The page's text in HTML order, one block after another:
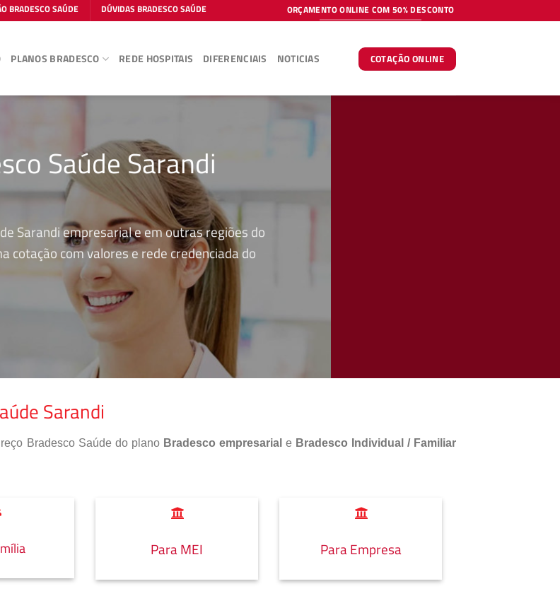
BRADESCO SAÚDE DÚVIDAS BRADESCO SAÚDE ORÇAMENTO ONLINE COM 50% DESCONTO
PLANOS BRADESCO REDE HOSPITAIS DIFERENCIAIS NOTICIAS COTAÇÃO ONLINE
Saúde Sarandi
Sarandi empresarial e em outras regiões do
cotação com valores e rede credenciada do
Sarandi
Bradesco Saúde do plano Bradesco empresarial e Bradesco Individual / Familiar
Para MEI Para Empresa